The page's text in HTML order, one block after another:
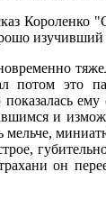
Короленко
это
и
мельче,
он